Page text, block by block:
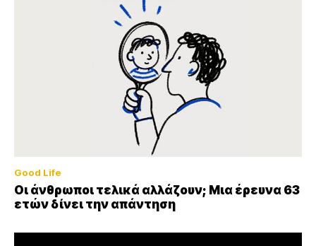
Good Life
Οι άνθρωποι τελικά αλλάζουν; Μια έρευνα 63
ετών δίνει την απάντηση